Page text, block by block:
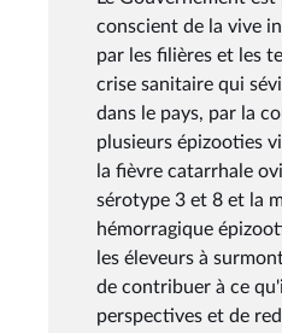
conscient de la vive
par les filières et les
crise sanitaire qui
dans le pays, par la
plusieurs épizooties
la fièvre catarrhale
sérotype 3 et 8 et la
hémorragique
les éleveurs à
de contribuer à ce
perspectives et de